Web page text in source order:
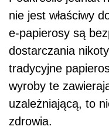
nie jest właściwy
e-papierosy są
dostarczania
tradycyjne
wyroby te
uzależniającą, to
zdrowia.